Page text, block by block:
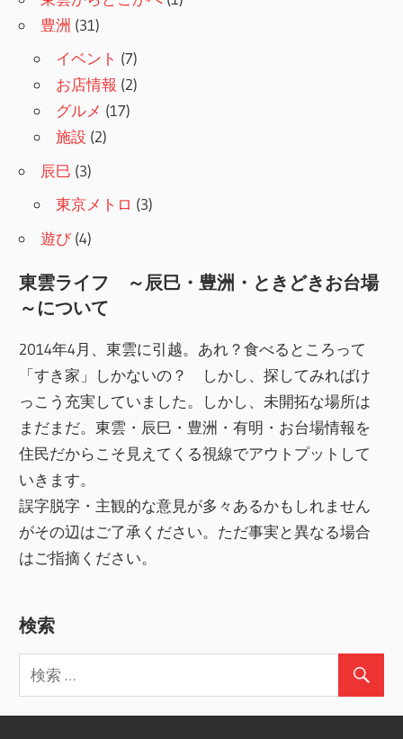
豊洲 (31)
イベント (7)
お店情報 (2)
グルメ (17)
施設 (2)
辰巳 (3)
東京メトロ (3)
遊び (4)
東雲ライフ ～辰巳・豊洲・ときどきお台場
～について
2014年4月、東雲に引越。あれ？食べるところって
「すき家」しかないの？ しかし、探してみればけ
っこう充実していました。しかし、未開拓な場所は
まだまだ。東雲・辰巳・豊洲・有明・お台場情報を
住民だからこそ見えてくる視線でアウトプットして
いきます。
誤字脱字・主観的な意見が多々あるかもしれません
がその辺はご了承ください。ただ事実と異なる場合
はご指摘ください。
検索